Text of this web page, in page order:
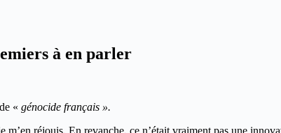
à en parler
« génocide français ».
réjouis. En revanche, ce n’était vraiment pas une